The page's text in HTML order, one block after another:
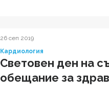
26 сеп 2019
Кардиология
Световен ден на
обещание за